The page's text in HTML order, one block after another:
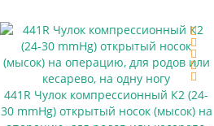
441R Чулок компрессионный К2 (24-
30 mmHg) открытый носок (мысок) на